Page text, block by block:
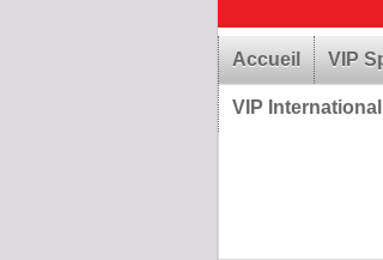
Accueil VIP
VIP International